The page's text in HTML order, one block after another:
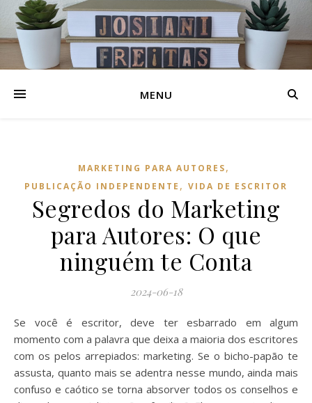
MENU
MARKETING PARA AUTORES,
PUBLICAÇÃO INDEPENDENTE , VIDA DE ESCRITOR
Segredos do Marketing
para Autores: O que
ninguém te Conta
2024-06-18
Se você é escritor, deve ter esbarrado em algum
momento com a palavra que deixa a maioria dos escritores
com os pelos arrepiados: marketing. Se o bicho-papão te
assusta, quanto mais se adentra nesse mundo, ainda mais
confuso e caótico se torna absorver todos os conselhos e